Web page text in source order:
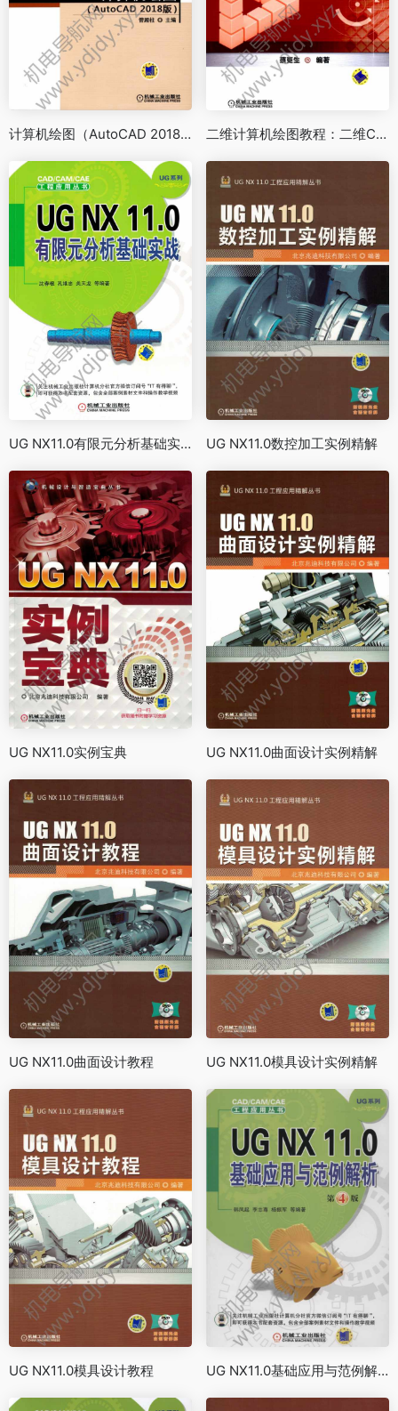
计算机绘图（AutoCAD 2018版） 二维计算机绘图教程：二维CAD工程师取证全程指导
UG NX11.0有限元分析基础实战 UG NX11.0数控加工实例精解
UG NX11.0实例宝典 UG NX11.0曲面设计实例精解
UG NX11.0曲面设计教程 UG NX11.0模具设计实例精解
UG NX11.0模具设计教程 UG NX11.0基础应用与范例解析第4版